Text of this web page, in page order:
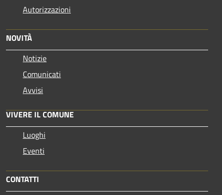
Autorizzazioni
NOVITÀ
Notizie
Comunicati
Avvisi
VIVERE IL COMUNE
Luoghi
Eventi
CONTATTI